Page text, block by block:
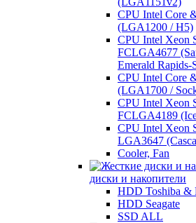
CPU Intel Core
(LGA1200 / H5)
CPU Intel Xeon
FCLGA4677
Emerald Rapids-
CPU Intel Core
(LGA1700 /
CPU Intel Xeon
FCLGA4189
CPU Intel Xeon
LGA3647
Cooler, Fan
диски и накопители
HDD Toshiba &
HDD Seagate
SSD ALL